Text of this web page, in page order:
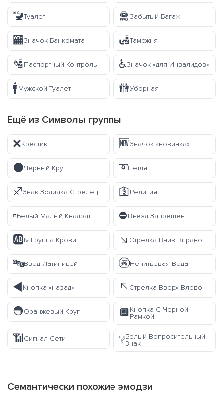
🚾Туалет 🛅 Забытый Багаж
🏧Значок Банкомата 🛃Таможня
🛂Паспортный Контроль ♿Значок «для Инвалидов»
🚹Мужской Туалет 🚻Уборная
Ещё из Символы группы
❌Крестик 🆕Значок «новинка»
⚫Черный Круг ➰Петля
♐Знак Зодиака Стрелец 🛐Религия
▫️Белый Малый Квадрат ⛔Въезд Запрещен
🆎Iv Группа Крови ↘️ Стрелка Вниз Вправо
🔤Ввод Латиницей 🚱Непитьевая Вода
◀️ Кнопка «назад» ↖️ Стрелка Вверх-Влево
🟠Оранжевый Круг 🔲Кнопка С Черной
Рамкой
📶Сигнал Сети ❔Белый Вопросительный
Знак
Семантически похожие эмодзи